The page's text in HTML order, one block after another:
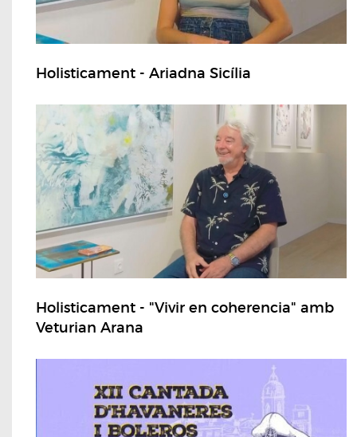
Holisticament - Ariadna Sicília
Holisticament - "Vivir en coherencia" amb
Veturian Arana